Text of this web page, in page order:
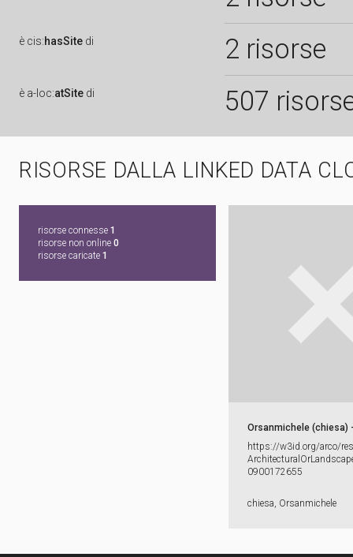
è cis:hasSite di 2 risorse
è a-loc:atSite di 507
RISORSE DALLA LINKED DATA
risorse connesse 1
risorse non online 0
risorse caricate 1
Orsanmichele (chiesa)
https:​/​/​w3id.​org/​arco/​
0900172655
chiesa, Orsanmichele